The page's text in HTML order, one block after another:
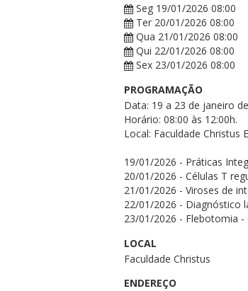
Seg 19/01/2026 08:00
Ter 20/01/2026 08:00
Qua 21/01/2026 08:00
Qui 22/01/2026 08:00
Sex 23/01/2026 08:00
PROGRAMAÇÃO
Data: 19 a 23 de janeiro
Horário: 08:00 às 12:00h.
Local: Faculdade Christus
19/01/2026 - Práticas
20/01/2026 - Células T
21/01/2026 - Viroses de
22/01/2026 - Diagnóstico
23/01/2026 - Flebotomia -
LOCAL
Faculdade Christus
ENDEREÇO